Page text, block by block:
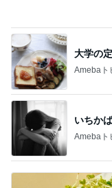
いちか
Amebaト